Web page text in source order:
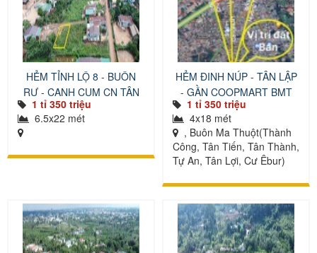
HẺM TỈNH LỘ 8 - BUÔN
RƯ - CẠNH CỤM CN TÂN
AN
1 tỉ 350 triệu
6.5x22 mét
HẺM ĐINH NÚP - TÂN LẬP
- GẦN COOPMART BMT
1 tỉ 350 triệu
4x18 mét
, Buôn Ma Thuột(Thành
Công, Tân Tiến, Tân Thành,
Tự An, Tân Lợi, Cư Êbur)